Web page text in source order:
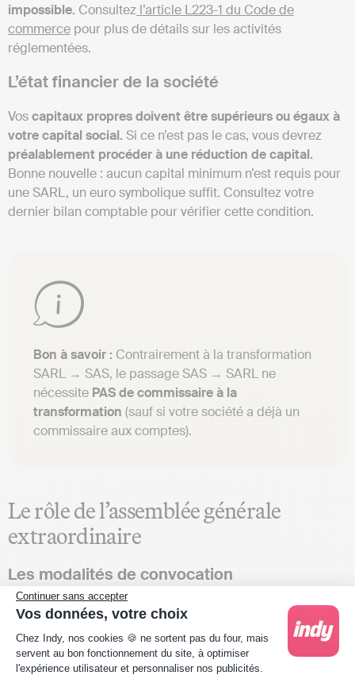
Continuer sans accepter
Vos données, votre choix
Plateforme de Gestion du Consentement :
Chez Indy, nos cookies 🍪 ne sortent pas du four, mais
servent au bon fonctionnement du site, à optimiser
l'expérience utilisateur et personnaliser nos publicités.
impossible. Consultez l’article L223-1 du Code de
commerce pour plus de détails sur les activités
réglementées.
L’état financier de la société
Voscapitaux propres doivent être supérieurs ou égaux à
votre capital social. Si ce n’est pas le cas, vous devrez
préalablement procéder à une réduction de capital.
Bonne nouvelle : aucun capital minimum n’est requis pour
une SARL, un euro symbolique suffit. Consultez votre
dernier bilan comptable pour vérifier cette condition.
Bon à savoir : Contrairement à la transformation
SARL → SAS, le passage SAS → SARL ne
nécessite PAS de commissaire à la
transformation (sauf si votre société a déjà un
commissaire aux comptes).
Le rôle de l’assemblée générale
extraordinaire
Les modalités de convocation
Laconvocation des associéssuit les règles prévues dans
délai minimum est généralement
de 8 joursavant la tenue de l’assemblée. L’ordre du jour
doit mentionner explicitement la transformation en SARL,